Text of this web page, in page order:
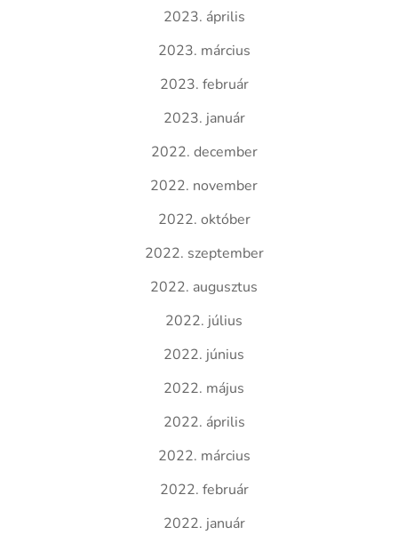
2023. április
2023. március
2023. február
2023. január
2022. december
2022. november
2022. október
2022. szeptember
2022. augusztus
2022. július
2022. június
2022. május
2022. április
2022. március
2022. február
2022. január